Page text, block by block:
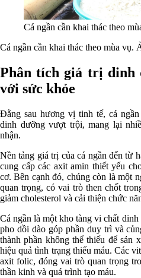
Cá ngần cần khai thác theo
Cá ngần cần khai thác theo mùa vụ.
Phân tích giá trị dinh
với sức khỏe
Đằng sau hương vị tinh tế, cá
dinh dưỡng vượt trội, mang lại
nhận.
Nền tảng giá trị của cá ngần đến từ
cung cấp các axit amin thiết yếu
cơ. Bên cạnh đó, chúng còn là một
quan trọng, có vai trò then chốt
giảm cholesterol và cải thiện chức
Cá ngần là một kho tàng vi chất
pho dồi dào góp phần duy trì và
thành phần không thể thiếu để sản
hiệu quả tình trạng thiếu máu. Các
axit folic, đóng vai trò quan trọng
thần kinh và quá trình tạo máu.